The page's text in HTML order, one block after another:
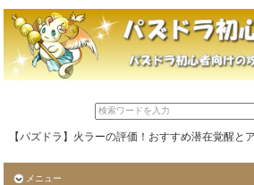
【パズドラ】火ラーの評価！おすすめ潜在覚醒と
メニュー